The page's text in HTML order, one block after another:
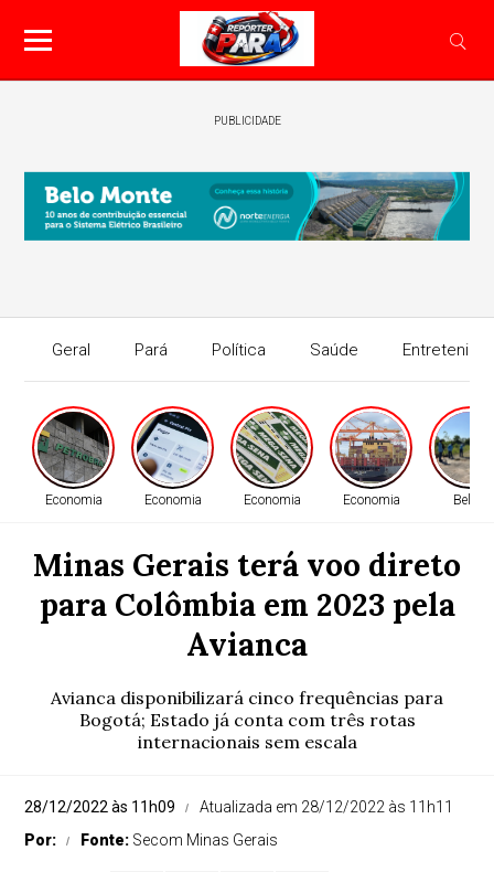
PUBLICIDADE
Geral Pará Política Saúde
Economia Economia Economia Economia Belém
Minas Gerais terá voo direto
para Colômbia em 2023 pela
Avianca
Avianca disponibilizará cinco frequências para
Bogotá; Estado já conta com três rotas
internacionais sem escala
28/12/2022 às 11h09
Atualizada em 28/12/2022 às 11h11
Por:
Fonte: Secom Minas Gerais